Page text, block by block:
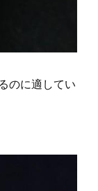
のに適してい